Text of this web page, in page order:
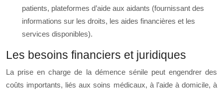
patients, plateformes d’aide aux aidants (fournissant des
informations sur les droits, les aides financières et les
services disponibles).
Les besoins financiers et juridiques
La prise en charge de la démence sénile peut engendrer des
coûts importants, liés aux soins médicaux, à l’aide à domicile, à